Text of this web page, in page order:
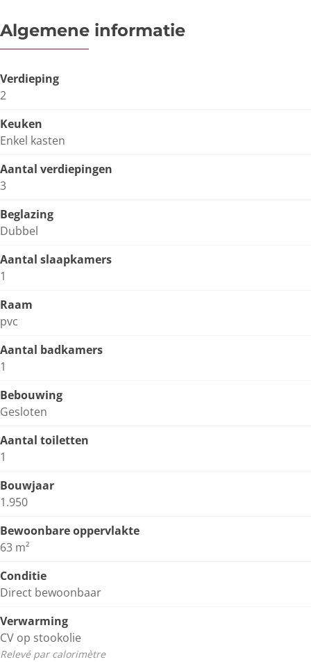
Algemene informatie
Verdieping
2
Keuken
Enkel kasten
Aantal verdiepingen
3
Beglazing
Dubbel
Aantal slaapkamers
1
Raam
pvc
Aantal badkamers
1
Bebouwing
Gesloten
Aantal toiletten
1
Bouwjaar
1.950
Bewoonbare oppervlakte
63 m²
Conditie
Direct bewoonbaar
Verwarming
CV op stookolie
Relevé par calorimètre